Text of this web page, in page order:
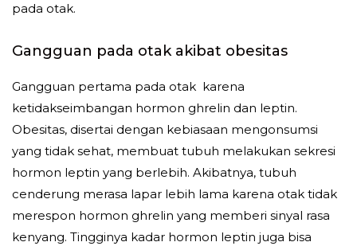
pada otak.
Gangguan pada otak akibat obesitas
Gangguan pertama pada otak karena
ketidakseimbangan hormon ghrelin dan leptin.
Obesitas, disertai dengan kebiasaan mengonsumsi
yang tidak sehat, membuat tubuh melakukan sekresi
hormon leptin yang berlebih. Akibatnya, tubuh
cenderung merasa lapar lebih lama karena otak tidak
merespon hormon ghrelin yang memberi sinyal rasa
kenyang. Tingginya kadar hormon leptin juga bisa